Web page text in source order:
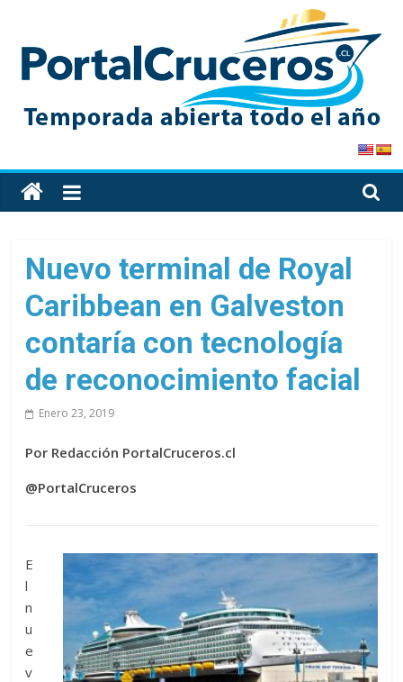
content
PortalCruceros
Toda
la
de
cruceros
en
solo
sitio
Nuevo terminal de Royal
Caribbean en Galveston
contaría con tecnología
de reconocimiento facial
Enero 23, 2019
Por Redacción PortalCruceros.cl
@PortalCruceros
E
l
n
u
e
v